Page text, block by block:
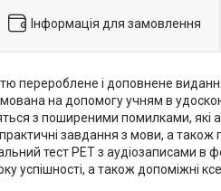
Інформація для замовлення
перероблене і доповнене
на допомогу учням в
з поширеними помилками, які
завдання з мови, а
тест PET з аудіозаписами
успішності, а також допоміжні